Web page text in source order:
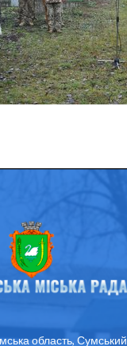
область, Сумський